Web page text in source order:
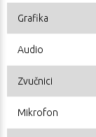
Grafika
Audio
Zvučnici
Mikrofon